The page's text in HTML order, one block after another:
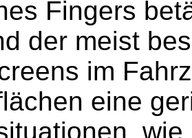
Fingers
der meist
im
eine